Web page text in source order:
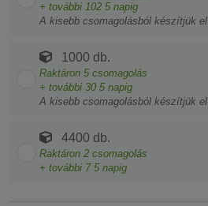
+ további 102 5 napig
A kisebb csomagolásból készítjük el
1000 db.
Raktáron 5 csomagolás
+ további 30 5 napig
A kisebb csomagolásból készítjük el
4400 db.
Raktáron 2 csomagolás
+ további 75 napig